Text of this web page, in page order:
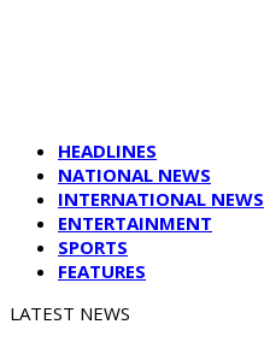
HEADLINES
NATIONAL NEWS
INTERNATIONAL NEWS
ENTERTAINMENT
SPORTS
FEATURES
LATEST NEWS